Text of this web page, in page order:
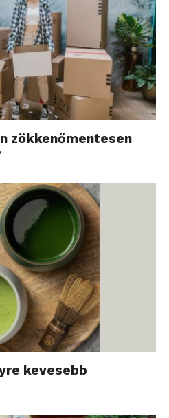
zökkenőmentesen
kevesebb